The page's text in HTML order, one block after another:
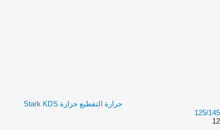
جرارة التقطيع جزازة Stark KDS
125/145
12